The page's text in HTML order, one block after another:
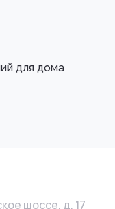
для дома
шоссе, д. 17